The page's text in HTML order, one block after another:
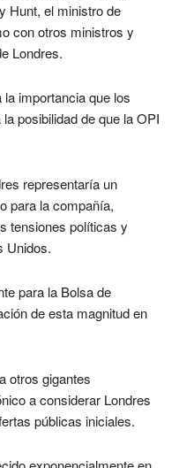
Hunt, el ministro de
con otros ministros y
Londres.
importancia que los
posibilidad de que la OPI
representaría un
para la compañía,
tensiones políticas y
Unidos.
para la Bolsa de
de esta magnitud en
otros gigantes
a considerar Londres
públicas iniciales.